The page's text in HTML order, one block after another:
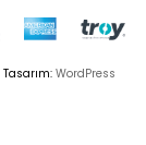
Tasarım: WordPress